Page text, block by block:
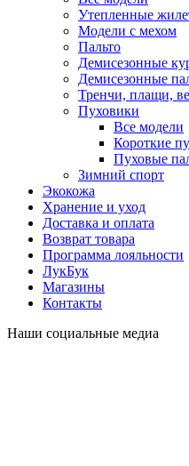
Утепленные
Модели с мехом
Пальто
Демисезонные
Демисезонные
Тренчи, плащи,
Пуховики
Все модели
Короткие
Пуховые
Зимний спорт
Экокожа
Хранение и уход
Доставка и оплата
Возврат товара
Программа лояльности
ЛукБук
Магазины
Контакты
Наши социальные медиа